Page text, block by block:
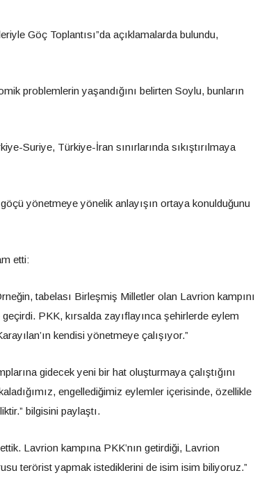
Göç Toplantısı”da açıklamalarda bulundu,
problemlerin yaşandığını belirten Soylu, bunların
Suriye, Türkiye-İran sınırlarında sıkıştırılmaya
yönetmeye yönelik anlayışın ortaya konulduğunu
etti:
tabelası Birleşmiş Milletler olan Lavrion kampını
PKK, kırsalda zayıflayınca şehirlerde eylem
kendisi yönetmeye çalışıyor.”
gidecek yeni bir hat oluşturmaya çalıştığını
engellediğimiz eylemler içerisinde, özellikle
bilgisini paylaştı.
Lavrion kampına PKK’nın getirdiği, Lavrion
terörist yapmak istediklerini de isim isim biliyoruz.”